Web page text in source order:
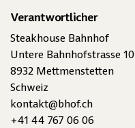
Verantwortlicher
Steakhouse Bahnhof
Untere Bahnhofstrasse 10
8932 Mettmenstetten
Schweiz
kontakt@bhof.ch
+41 44 767 06 06